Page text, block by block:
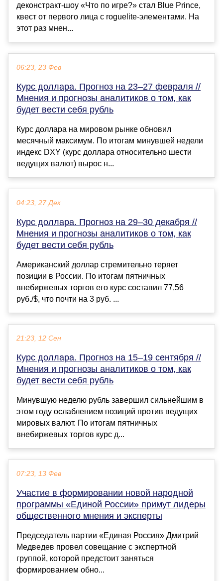
деконстракт-шоу «Что по игре?» стал Blue Prince,
квест от первого лица с roguelite-элементами. На
этот раз мнен...
06:23, 23 Фев
Курс доллара. Прогноз на 23–27 февраля //
Мнения и прогнозы аналитиков о том, как
будет вести себя рубль
Курс доллара на мировом рынке обновил
месячный максимум. По итогам минувшей недели
индекс DXY (курс доллара относительно шести
ведущих валют) вырос н...
04:23, 27 Дек
Курс доллара. Прогноз на 29–30 декабря //
Мнения и прогнозы аналитиков о том, как
будет вести себя рубль
Американский доллар стремительно теряет
позиции в России. По итогам пятничных
внебиржевых торгов его курс составил 77,56
руб./$, что почти на 3 руб. ...
21:23, 12 Сен
Курс доллара. Прогноз на 15–19 сентября //
Мнения и прогнозы аналитиков о том, как
будет вести себя рубль
Минувшую неделю рубль завершил сильнейшим в
этом году ослаблением позиций против ведущих
мировых валют. По итогам пятничных
внебиржевых торгов курс д...
07:23, 13 Фев
Участие в формировании новой народной
программы «Единой России» примут лидеры
общественного мнения и эксперты
Председатель партии «Единая Россия» Дмитрий
Медведев провел совещание с экспертной
группой, которой предстоит заняться
формированием обно...